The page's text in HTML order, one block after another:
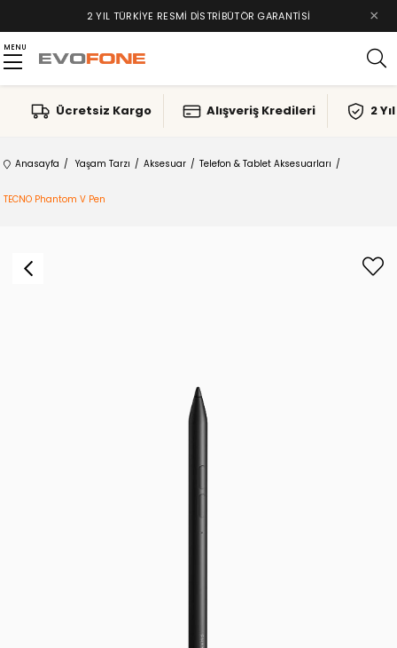
2 YIL TÜRKIYE RESMI DISTRIBÜTÖR GARANTISI ×
MENU
Ücretsiz Kargo Alışveriş Kredileri 2
Anasayfa Yaşam Tarzı Aksesuar Telefon & Tablet Aksesuarları
TECNO Phantom V Pen